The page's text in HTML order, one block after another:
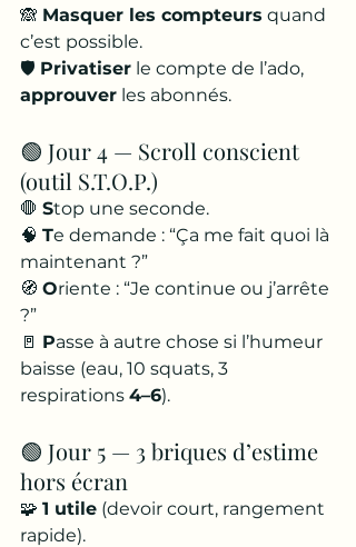
🙈 Masquer les compteurs quand
c’est possible.
🛡️ Privatiser le compte de l’ado,
approuver les abonnés.
🟢 Jour 4 — Scroll conscient
(outil S.T.O.P.)
🛑 Stop une seconde.
🧠 Te demande : “Ça me fait quoi là
maintenant ?”
🧭 Oriente : “Je continue ou j’arrête
?”
🚪 Passe à autre chose si l’humeur
baisse (eau, 10 squats, 3
respirations 4–6).
🟢 Jour 5 — 3 briques d’estime
hors écran
🧩 1 utile (devoir court, rangement
rapide).